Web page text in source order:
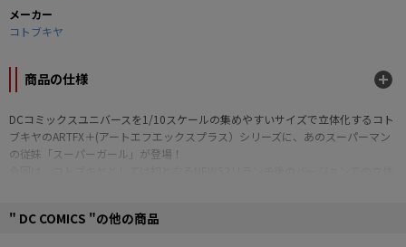
メーカー
コトブキヤ
商品の仕様
DCコミックスユニバースを1/10スケールの集めやすいサイズで立体化するコト
ブキヤのARTFX＋(アートエフエックスプラス）シリーズに、あのスーパーマン
の従妹「スーパーガール」が登場！
ュームは、スーパーマンのコスチュームと同じく幾何学的なラインが入り、母
" DC COMICS "の他の商品